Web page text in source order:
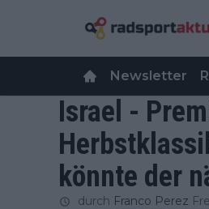
Newsletter
Israel -
könnte der
durch Franco Perez